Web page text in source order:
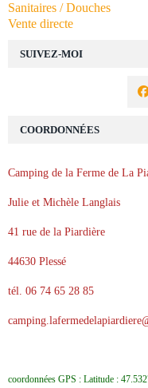
SUIVEZ-MOI
Sanitaires / Douches
Vente directe
COORDONNÉES
Camping de la Ferme de La
Julie et Michèle Langlais
41 rue de la Piardière
44630 Plessé
tél. 06 74 65 28 85
coordonnées GPS : Latitude :